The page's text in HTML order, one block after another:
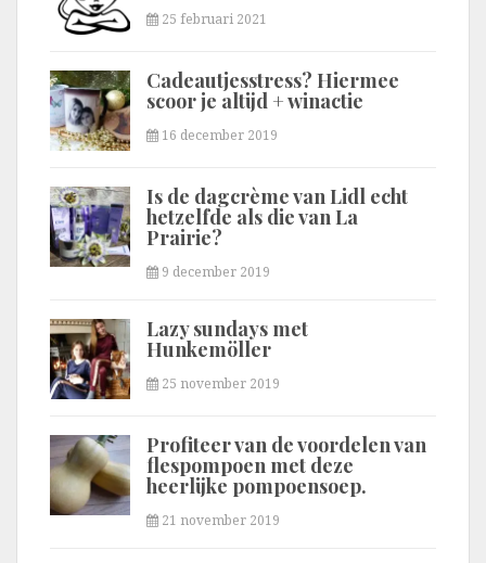
25 februari 2021
Cadeautjesstress? Hiermee
scoor je altijd + winactie
16 december 2019
Is de dagcrème van Lidl echt
hetzelfde als die van La
Prairie?
9 december 2019
Lazy sundays met
Hunkemöller
25 november 2019
Profiteer van de voordelen van
flespompoen met deze
heerlijke pompoensoep.
21 november 2019